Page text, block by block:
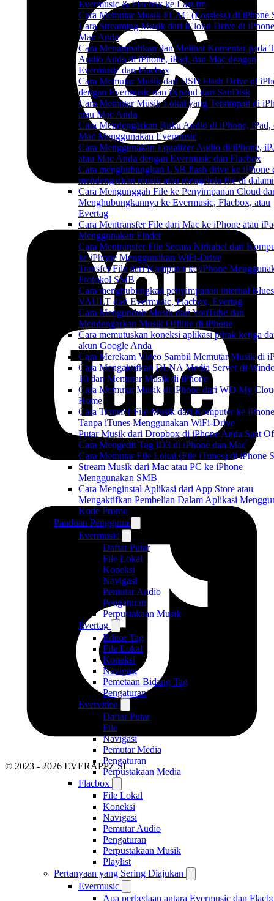
Evermusic & Flacbox ke Last.fm
Cara Memutar Musik FLAC (Lossless) di iPhone
Cara Streaming Musik dari iCloud Drive di
Mac Anda
Cara Menambahkan dan Melihat Komentar pada
Audio Anda di iPhone, iPad, dan Mac dengan
Evermusic dan Flacbox
Cara Memutar Musik dari USB Flash Drive di
dengan Evermusic dan iXpand dari SanDisk
Cara Memutar Musik Lokal yang Tersimpan di
atau Mac Anda
Cara Mendengarkan Buku Audio di iPhone, iPad,
Mac Menggunakan Evermusic
Cara Menggunakan Equalizer Audio di iPhone,
atau Mac Anda dengan Evermusic dan Flacbox
Cara menghubungkan USB flash drive ke iPhone
mendengarkan musik atau mengelola file di
Cara Mengunggah File ke Penyimpanan Cloud
Menghubungkannya ke Evermusic, Flacbox, atau
Evertag
Cara Mentransfer File dari Mac ke iPhone atau
Menggunakan Finder
Cara Mentransfer File Secara Nirkabel dari
ke iPhone Menggunakan WiFi-Drive
Transfer File dari Komputer ke iPhone
Protokol SMB
Cara menghubungkan penyimpanan internal
VAULT dari Evermusic, Flacbox, Evertag
Cara Mengunduh Musik dari YouTube dan
Mendengarkan Musik Offline di iPhone
Cara memutuskan koneksi aplikasi pihak ketiga
akun Google Anda
Cara Merekam Video Sambil Memutar Musik di
Cara Mengaktifkan DLNA Media Server di
10 dan Memutar Musik di iPhone
Cara Memutar Musik di iPhone dari WD My
Home
Cara Transfer File Musik dari Komputer ke iPhone
Tanpa iTunes Menggunakan WiFi-Drive
Putar Musik dari Dropbox di iPhone Anda Saat
Cara Mengedit Tag ID3 di iPhone dan Mac
Cara Memutar File Lokal (File iTunes) di iPhone
Stream Musik dari Mac atau PC ke iPhone
Menggunakan SMB
Cara Menginstal Aplikasi dari App Store atau
Mengaktifkan Pembelian Dalam Aplikasi
Kode Promo
Panduan Pengguna
Evermusic
Daftar Putar
File Lokal
Koneksi
Navigasi
Pemutar Audio
Pengaturan
Perpustakaan Musik
Evertag
Editor Tag
File Lokal
Koneksi
Navigasi
Pemetaan Bidang Tag
Pengaturan
Evervideo
Daftar Putar
File
Navigasi
Pemutar Media
Pengaturan
Perpustakaan Media
Flacbox
File Lokal
Koneksi
Navigasi
Pemutar Audio
Pengaturan
Perpustakaan Musik
Playlist
Pertanyaan yang Sering Diajukan
Evermusic
Apa perbedaan antara Evermusic dan
© 2023 - 2026 EVERAPPZ SL